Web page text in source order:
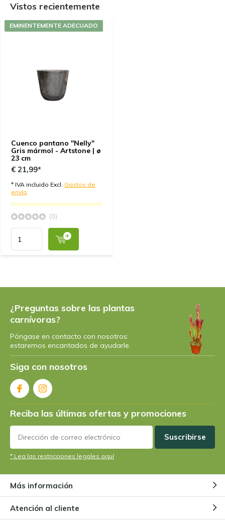
Vistos recientemente
Cuenco pantano "Nelly"
Gris mármol - Artstone | ø
23 cm
EMINENTEMENTE ADECUADO
€ 21,99*
* IVA incluido Excl. Gastos de
envío
(0)
¿Preguntas sobre las plantas
carnívoras?
Póngase en contacto con nosotros:
estaremos encantados de ayudarle.
Siga con nosotros
Reciba las últimas ofertas y promociones
Suscribirse
* Lea las restricciones legales aquí
Más información
Atención al cliente